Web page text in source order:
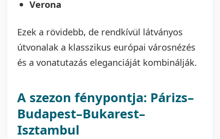
Verona
Ezek a rövidebb, de rendkívül látványos
útvonalak a klasszikus európai városnézés
és a vonatutazás eleganciáját kombinálják.
A szezon fénypontja: Párizs–
Budapest–Bukarest–
Isztambul